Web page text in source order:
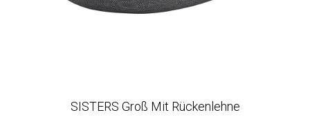
SISTERS Groß Mit Rückenlehne